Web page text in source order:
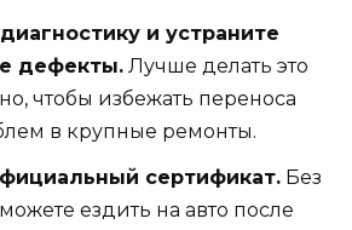
и устраните
дефекты. Лучше делать это
чтобы избежать переноса
в крупные ремонты.
сертификат. Без
ездить на авто после